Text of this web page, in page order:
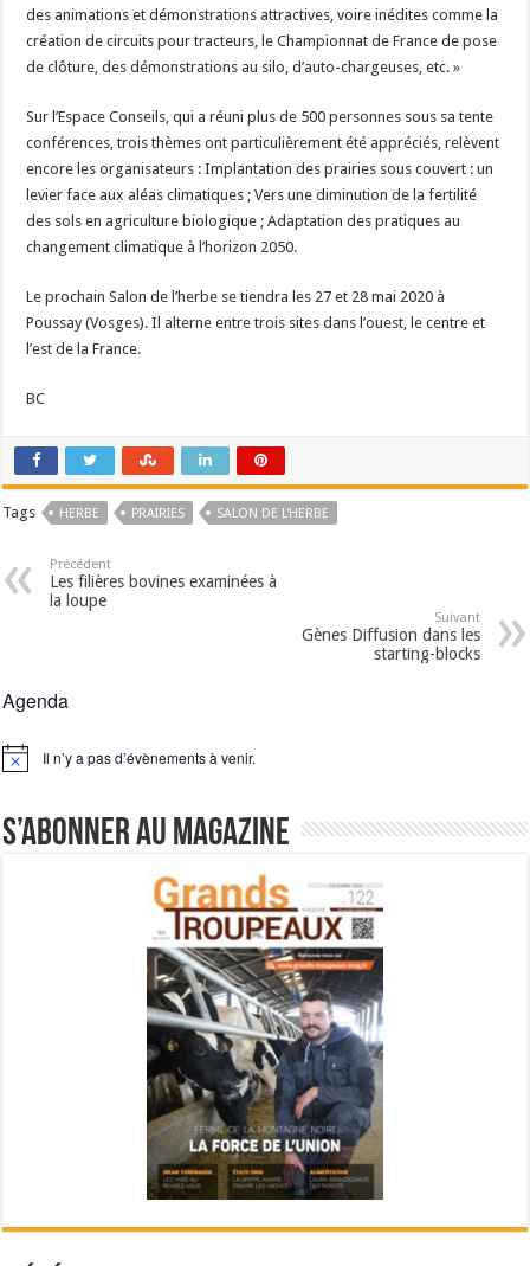
des animations et démonstrations attractives, voire inédites comme la
création de circuits pour tracteurs, le Championnat de France de pose
de clôture, des démonstrations au silo, d’auto-chargeuses, etc. »
Sur l’Espace Conseils, qui a réuni plus de 500 personnes sous sa tente
conférences, trois thèmes ont particulièrement été appréciés, relèvent
encore les organisateurs : Implantation des prairies sous couvert : un
levier face aux aléas climatiques ; Vers une diminution de la fertilité
des sols en agriculture biologique ; Adaptation des pratiques au
changement climatique à l’horizon 2050.
Le prochain Salon de l’herbe se tiendra les 27 et 28 mai 2020 à
Poussay (Vosges). Il alterne entre trois sites dans l’ouest, le centre et
l’est de la France.
BC
Tags HERBE PRAIRIES SALON DE L'HERBE
Précédent
Les filières bovines examinées à
la loupe
Suivant
Gènes Diffusion dans les
starting-blocks
Agenda
Notice Il n’y a pas d’évènements à venir.
S’abonner au magazine